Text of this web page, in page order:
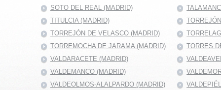
SOTO DEL REAL (MADRID)
TITULCIA (MADRID)
TORREJÓN DE VELASCO (MADRID)
TORREMOCHA DE JARAMA (MADRID)
TORRES
VALDARACETE (MADRID)
VALDEMANCO (MADRID)
VALDEOLMOS-ALALPARDO (MADRID)